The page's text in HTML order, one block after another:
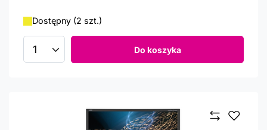
Dostępny (2 szt.)
Ilość produktów Do koszyka